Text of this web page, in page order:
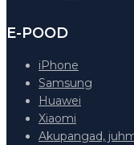
E-POOD
iPhone
Samsung
Huawei
Xiaomi
Akupangad,